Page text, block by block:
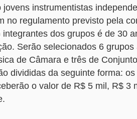
jovens instrumentistas
no regulamento previsto pela
integrantes dos grupos é de 30
Serão selecionados 6
de Câmara e três de
divididas da seguinte forma: os
o valor de R$ 5 mil, R$ 3